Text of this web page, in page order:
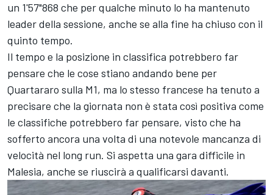
un 1'57"868 che per qualche minuto lo ha mantenuto
leader della sessione, anche se alla fine ha chiuso con il
quinto tempo.
Il tempo e la posizione in classifica potrebbero far
pensare che le cose stiano andando bene per
Quartararo sulla M1, ma lo stesso francese ha tenuto a
precisare che la giornata non è stata così positiva come
le classifiche potrebbero far pensare, visto che ha
sofferto ancora una volta di una notevole mancanza di
velocità nel long run. Si aspetta una gara difficile in
Malesia, anche se riuscirà a qualificarsi davanti.